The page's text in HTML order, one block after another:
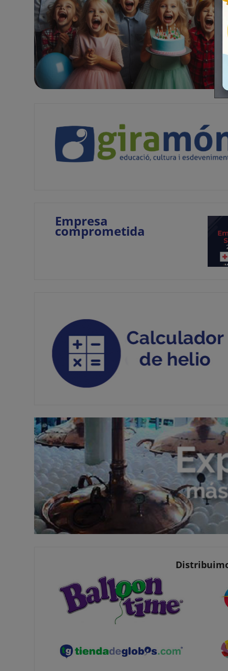
Empresa
comprometida